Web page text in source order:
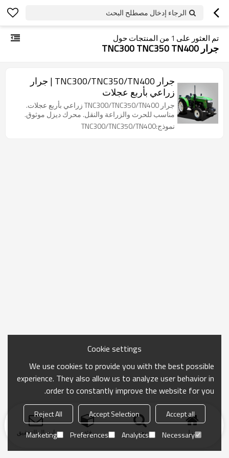
الرجاء إدخال مصطلح البحث
تم العثور على 1 من المنتجات حول
جرار TNC300 TNC350 TN400
جرار TNC300/TNC350/TN400 | جرار
زراعي بأربع عجلات
جرار TNC300/TNC350/TN400 زراعي بأربع عجلات.
مناسب للحرث والزراعة والنقل. محرك ديزل موثوق.
نموذج:TNC300/TNC350/TN400
منزل بحث فئة ارسال التحقيق
Cookie settings
We use cookies to provide you with the best possible
experience. They also allow us to analyze user behavior in
order to constantly improve the website for you.
Accept all
Accept Selection
Reject All
Necessary
Analytics
Preferences
Marketing